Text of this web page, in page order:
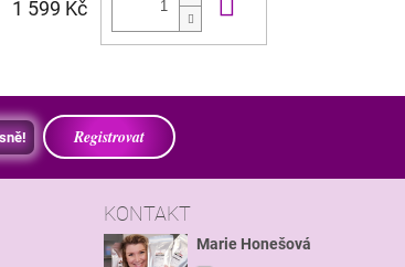
1 599 Kč
Registrovat
KONTAKT
Marie Honešová